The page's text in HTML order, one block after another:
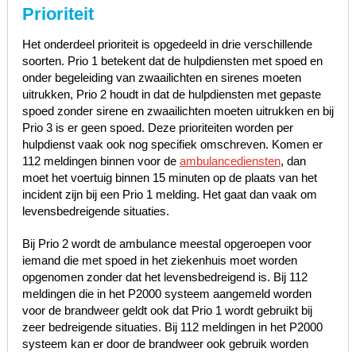
Prioriteit
Het onderdeel prioriteit is opgedeeld in drie verschillende
soorten. Prio 1 betekent dat de hulpdiensten met spoed en
onder begeleiding van zwaailichten en sirenes moeten
uitrukken, Prio 2 houdt in dat de hulpdiensten met gepaste
spoed zonder sirene en zwaailichten moeten uitrukken en bij
Prio 3 is er geen spoed. Deze prioriteiten worden per
hulpdienst vaak ook nog specifiek omschreven. Komen er
112 meldingen binnen voor de ambulancediensten, dan
moet het voertuig binnen 15 minuten op de plaats van het
incident zijn bij een Prio 1 melding. Het gaat dan vaak om
levensbedreigende situaties.
Bij Prio 2 wordt de ambulance meestal opgeroepen voor
iemand die met spoed in het ziekenhuis moet worden
opgenomen zonder dat het levensbedreigend is. Bij 112
meldingen die in het P2000 systeem aangemeld worden
voor de brandweer geldt ook dat Prio 1 wordt gebruikt bij
zeer bedreigende situaties. Bij 112 meldingen in het P2000
systeem kan er door de brandweer ook gebruik worden